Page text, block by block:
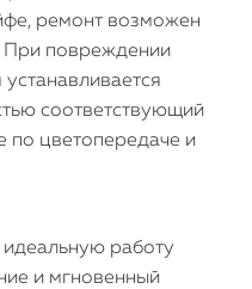
ремонт возможен
При повреждении
соответствующий
по цветопередаче и
работу
и мгновенный